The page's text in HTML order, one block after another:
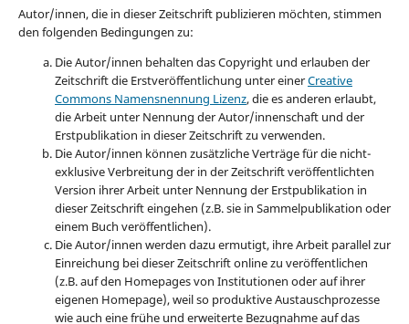
Autor/innen, die in dieser Zeitschrift publizieren möchten, stimmen
den folgenden Bedingungen zu:
Die Autor/innen behalten das Copyright und erlauben der
Zeitschrift die Erstveröffentlichung unter einerCreative
Commons Namensnennung Lizenz, die es anderen erlaubt,
die Arbeit unter Nennung der Autor/innenschaft und der
Erstpublikation in dieser Zeitschrift zu verwenden.
Die Autor/innen können zusätzliche Verträge für die nicht-
exklusive Verbreitung der in der Zeitschrift veröffentlichten
Version ihrer Arbeit unter Nennung der Erstpublikation in
dieser Zeitschrift eingehen (z.B. sie in Sammelpublikation oder
einem Buch veröffentlichen).
Die Autor/innen werden dazu ermutigt, ihre Arbeit parallel zur
Einreichung bei dieser Zeitschrift online zu veröffentlichen
(z.B. auf den Homepages von Institutionen oder auf ihrer
eigenen Homepage), weil so produktive Austauschprozesse
wie auch eine frühe und erweiterte Bezugnahme auf das